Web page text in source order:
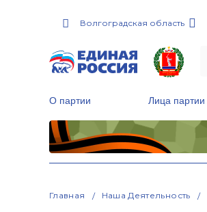
Волгоградская область
О партии Лица партии
Главная Наша Деятельность